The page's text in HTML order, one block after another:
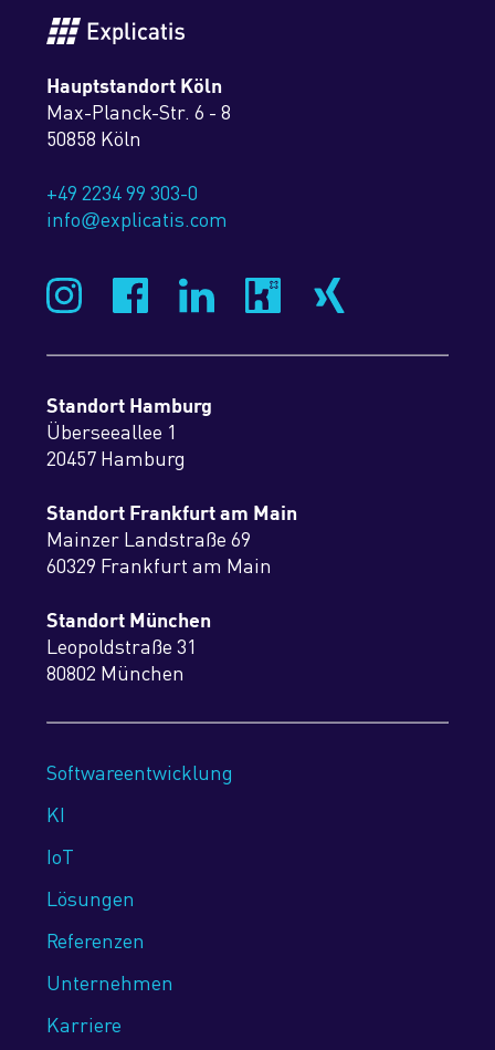
Hauptstandort Köln
Max-Planck-Str. 6 - 8
50858 Köln
+49 2234 99 303-0
info@explicatis.com
Standort Hamburg
Überseeallee 1
20457 Hamburg
Standort Frankfurt am Main
Mainzer Landstraße 69
60329 Frankfurt am Main
Standort München
Leopoldstraße 31
80802 München
Softwareentwicklung
KI
IoT
Lösungen
Referenzen
Unternehmen
Karriere